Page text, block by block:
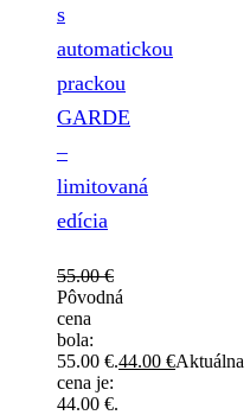
s
automatickou
prackou
GARDE
–
limitovaná
edícia
55.00€
Pôvodná
cena
bola:
55.00 €.44.00 €Aktuálna
cena je:
44.00 €.